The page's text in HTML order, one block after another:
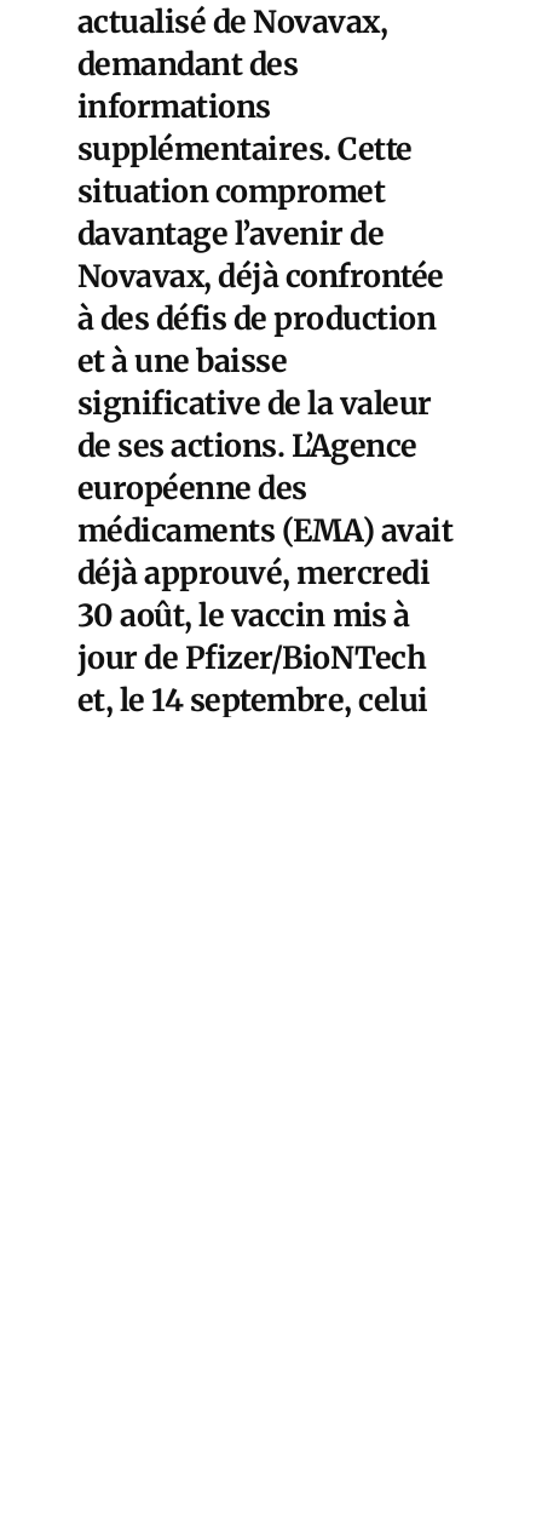
actualisé de Novavax,
demandant des
informations
supplémentaires. Cette
situation compromet
davantage l’avenir de
Novavax, déjà confrontée
à des défis de production
et à une baisse
significative de la valeur
de ses actions. L’Agence
européenne des
médicaments (EMA)avait
déjà approuvé, mercredi
30 août, le vaccin mis à
jour de Pfizer/BioNTech
et, le 14 septembre, celui